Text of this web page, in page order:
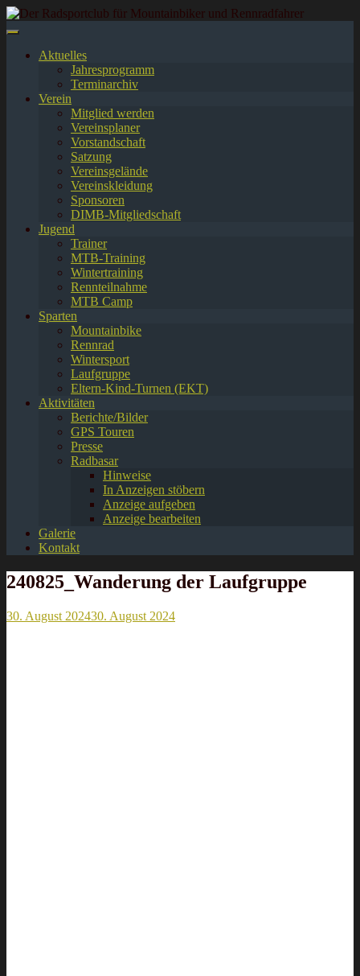
Springe
zum
Aktuelles
Jahresprogramm
Terminarchiv
Verein
Mitglied werden
Vereinsplaner
Vorstandschaft
Satzung
Vereinsgelände
Vereinskleidung
Sponsoren
DIMB-Mitgliedschaft
Jugend
Trainer
MTB-Training
Wintertraining
Rennteilnahme
MTB Camp
Sparten
Mountainbike
Rennrad
Wintersport
Laufgruppe
Eltern-Kind-Turnen (EKT)
Aktivitäten
Berichte/Bilder
GPS Touren
Presse
Radbasar
Hinweise
In Anzeigen stöbern
Anzeige aufgeben
Anzeige bearbeiten
Galerie
Kontakt
240825_Wanderung der Laufgruppe
30. August 202430. August 2024